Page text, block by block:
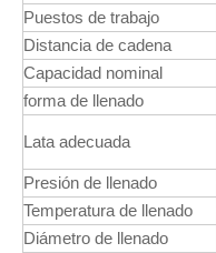
Puestos de trabajo
Distancia de cadena
Capacidad nominal
forma de llenado
Lata adecuada
Presión de llenado
Temperatura de llenado
Diámetro de llenado